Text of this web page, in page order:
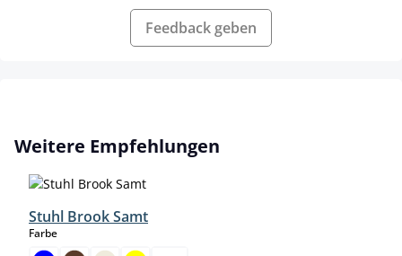
Feedback geben
Produktgalerie überspringen
Weitere Empfehlungen
Stuhl Brook Samt
Farbeauswählen